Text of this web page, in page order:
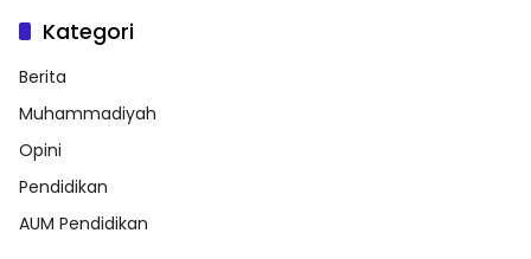
Kategori
Berita
Muhammadiyah
Opini
Pendidikan
AUM Pendidikan